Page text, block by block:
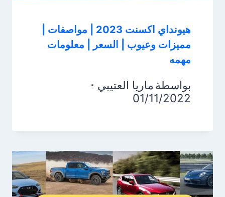
هيونداي اكسنت 2023 | مواصفات |
مميزات وعيوب | السعر | معلومات
مهمه
بواسطة ماريا العتيبي
01/11/2022